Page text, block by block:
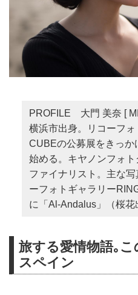
PROFILE 大門 美奈 [
横浜市出身。リコーフ
CUBEの公募展をきっか
始める。キヤノンフォ
ファイナリスト。主な
ーフォトギャラリー
に「Al-Andalus」（桜花
旅する愛情物語｡
スペイン